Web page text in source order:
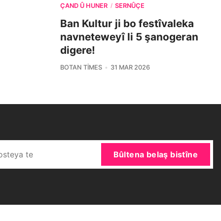
ÇAND Û HUNER / SERNÛÇE
Ban Kultur ji bo festîvaleka
navneteweyî li 5 şanogeran
digere!
BOTAN TIMES 31 MAR 2026
Bûltena belaş bistîne